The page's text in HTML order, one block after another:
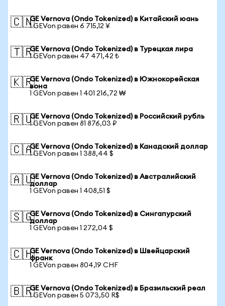
🇨🇳GE Vernova (Ondo Tokenized) в Китайский юань
1 GEVon равен 6 715,12 ¥
🇹🇷GE Vernova (Ondo Tokenized) в Турецкая лира
1 GEVon равен 47 471,42 ₺
🇰🇷GE Vernova (Ondo Tokenized) в Южнокорейская
вона
1 GEVon равен 1 401 216,72 ₩
🇷🇺GE Vernova (Ondo Tokenized) в Российский рубль
1 GEVon равен 81 876,03 ₽
🇨🇦GE Vernova (Ondo Tokenized) в Канадский доллар
1 GEVon равен 1 388,44 $
🇦🇺GE Vernova (Ondo Tokenized) в Австралийский
доллар
1 GEVon равен 1 408,51 $
🇸🇬GE Vernova (Ondo Tokenized) в Сингапурский
доллар
1 GEVon равен 1 272,04 $
🇨🇭GE Vernova (Ondo Tokenized) в Швейцарский
франк
1 GEVon равен 804,19 CHF
🇧🇷GE Vernova (Ondo Tokenized) в Бразильский реал
1 GEVon равен 5 073,50 R$